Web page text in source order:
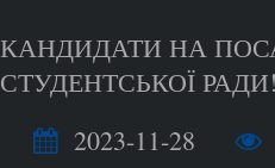
КАНДИДАТИ НА
СТУДЕНТСЬКОЇ РАДИ!
2023-11-28